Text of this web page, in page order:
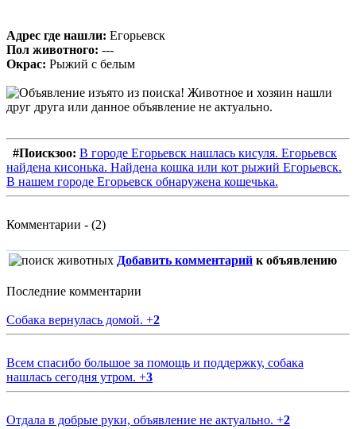
Адрес где нашли: Егорьевск
Пол животного: ---
Окрас: Рыжий с белым
#Поискзоо: В городе Егорьевск нашлась кисуля. Егорьевск
найдена кисонька. Найдена кошка или кот рыжий Егорьевск.
В нашем городе Егорьевск обнаружена кошечька.
Комментарии - (2)
Добавить комментарий к объявлению
Последние комментарии
Собака вернулась домой. +2
Всем спасибо большое за помощь и поддержку, собака
нашлась сегодня утром. +3
Отдала в добрые руки, объявление не актуально. +2